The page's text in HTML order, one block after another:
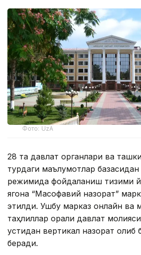
Фото: UzA
28 та давлат органлари ва
турдаги маълумотлар базасидан
режимида фойдаланиш тизими
ягона “Масофавий назорат”
этилди. Ушбу марказ онлайн ва
таҳлиллар орқали давлат
устидан вертикал назорат
беради.